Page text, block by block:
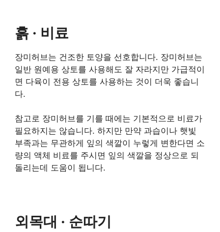
흙 · 비료
장미허브는 건조한 토양을 선호합니다. 장미허브는
일반 원예용 상토를 사용해도 잘 자라지만 가급적이
면 다육이 전용 상토를 사용하는 것이 더욱 좋습니
다.
참고로 장미허브를 기를 때에는 기본적으로 비료가
필요하지는 않습니다. 하지만 만약 과습이나 햇빛
부족과는 무관하게 잎의 색깔이 누렇게 변한다면 소
량의 액체 비료를 주시면 잎의 색깔을 정상으로 되
돌리는데 도움이 됩니다.
외목대 · 순따기